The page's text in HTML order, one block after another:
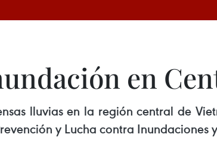
en
lluvias en la región central de
y Lucha contra Inundaciones